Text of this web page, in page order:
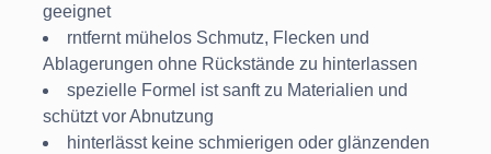
geeignet
rntfernt mühelos Schmutz, Flecken und
Ablagerungen ohne Rückstände zu hinterlassen
spezielle Formel ist sanft zu Materialien und
schützt vor Abnutzung
hinterlässt keine schmierigen oder glänzenden